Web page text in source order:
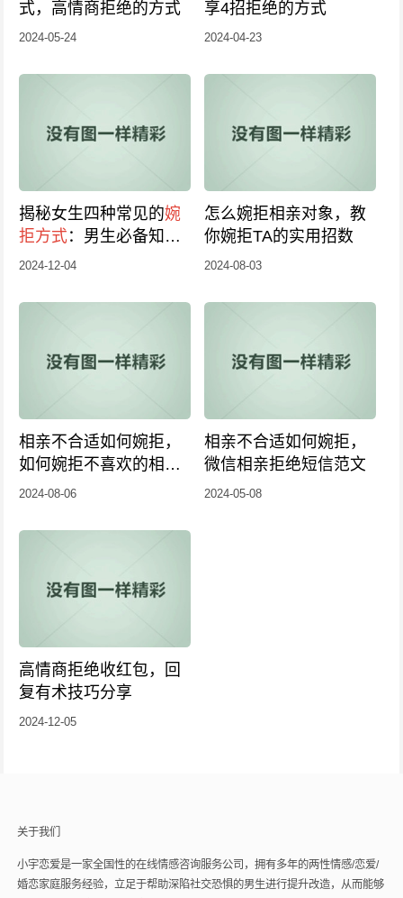
式，高情商拒绝的方式
2024-05-24
享4招拒绝的方式
2024-04-23
揭秘女生四种常见的婉
拒方式：男生必备知
识，你了解了吗？
2024-12-04
怎么婉拒相亲对象，教
你婉拒TA的实用招数
2024-08-03
相亲不合适如何婉拒，
如何婉拒不喜欢的相亲
对象
2024-08-06
相亲不合适如何婉拒，
微信相亲拒绝短信范文
2024-05-08
高情商拒绝收红包，回
复有术技巧分享
2024-12-05
关于我们
小宇恋爱是一家全国性的在线情感咨询服务公司，拥有多年的两性情感/恋爱/
婚恋家庭服务经验，立足于帮助深陷社交恐惧的男生进行提升改造，从而能够